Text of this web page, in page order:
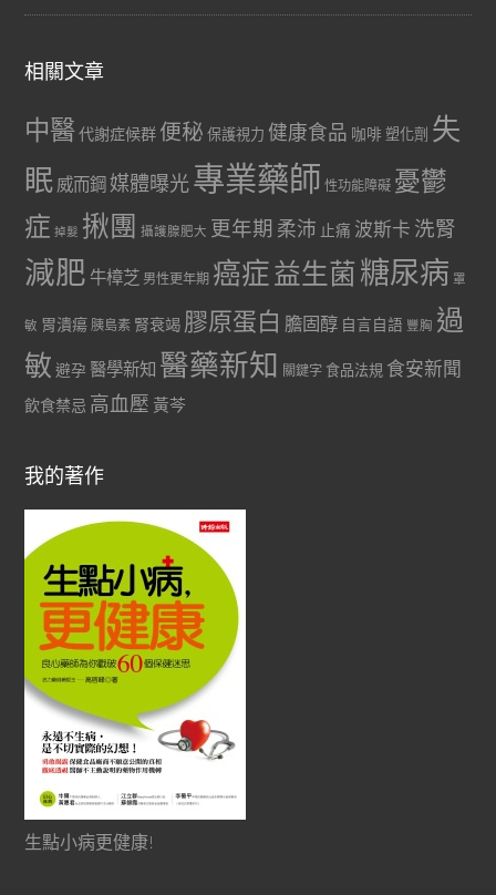
相關文章
中醫代謝症候群 便秘 保護視力 健康食品 咖啡 塑化劑 失
眠 威而鋼 媒體曝光專業藥師 性功能障礙 憂鬱
症 掉髮 揪團 攝護腺肥大 更年期 柔沛 止痛 波斯卡 洗腎
減肥 牛樟芝 男性更年期 癌症益生菌 糖尿病 罩
敏 胃潰瘍 胰島素 腎衰竭 膠原蛋白 膽固醇 自言自語 豐胸 過
敏 避孕 醫學新知 醫藥新知 關鍵字 食品法規 食安新聞
飲食禁忌 高血壓 黃芩
我的著作
生點小病更健康!